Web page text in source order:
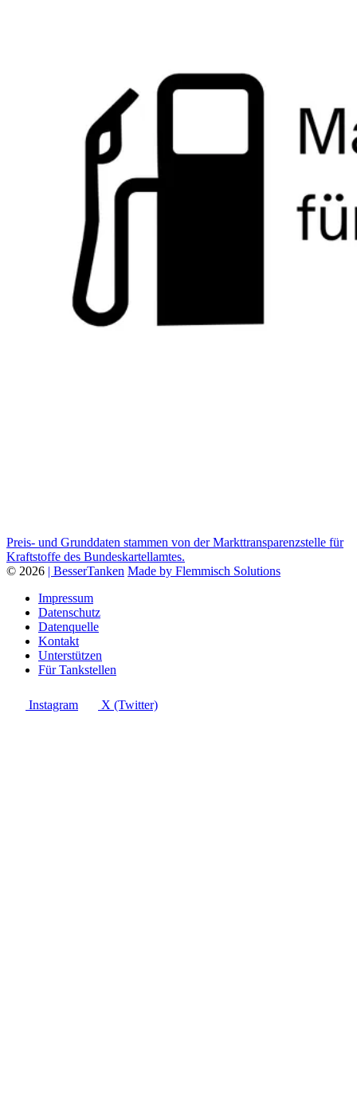
Preis- und Grunddaten stammen von der Markttransparenzstelle für
Kraftstoffe des Bundeskartellamtes.
© 2026 | BesserTanken Made by Flemmisch Solutions
Impressum
Datenschutz
Datenquelle
Kontakt
Unterstützen
Für Tankstellen
Instagram X (Twitter)